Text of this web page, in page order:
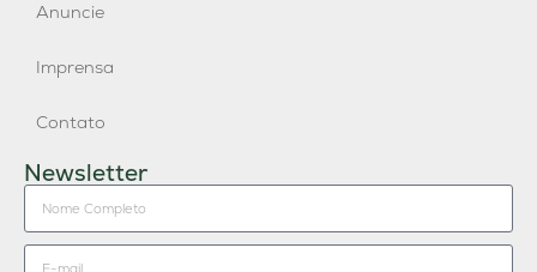
Anuncie
Imprensa
Contato
Newsletter